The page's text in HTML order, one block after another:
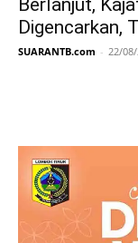
Digencarkan,
SUARANTB.com - 22/